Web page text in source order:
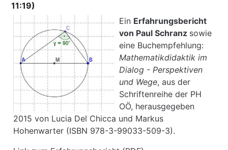
11:19)
Ein Erfahrungsbericht
von Paul Schranz sowie
eine Buchempfehlung:
Mathematikdidaktik im
Dialog - Perspektiven
und Wege, aus der
Schriftenreihe der PH
OÖ, herausgegeben
2015 von Lucia Del Chicca und Markus
Hohenwarter (ISBN 978-3-99033-509-3).